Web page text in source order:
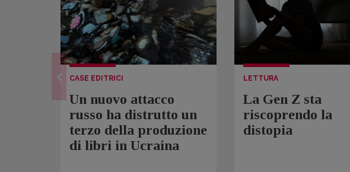
CASE EDITRICI
Un nuovo attacco
russo ha distrutto un
terzo della produzione
di libri in Ucraina
LETTURA
La Gen Z sta
riscoprendo la
distopia